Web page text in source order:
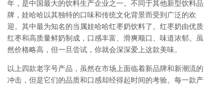
年，是中国最大的饮料生产企业之一。不同于其他新型饮料品
牌，娃哈哈以其独特的口味和传统文化背景而受到广泛的欢
迎。其中最为知名的当属娃哈哈红枣奶饮料了。红枣奶由优质
红枣和高质量鲜奶制成，口感丰富、滑爽顺口、味道浓郁。虽
然价格略高，但一旦尝试，你就会深深爱上这款美味。
以上四款老字号产品，虽然在市场上面临着新品牌和新潮流的
冲击，但是它们的品质和口感却经得起时间的考验。每一款产